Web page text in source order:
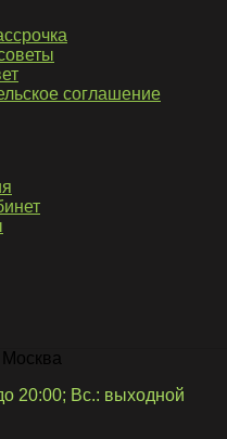
соглашение
Москва
20:00; Вс.: выходной